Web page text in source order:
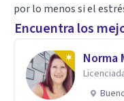
por lo menos si el
Encuentra los
Norma